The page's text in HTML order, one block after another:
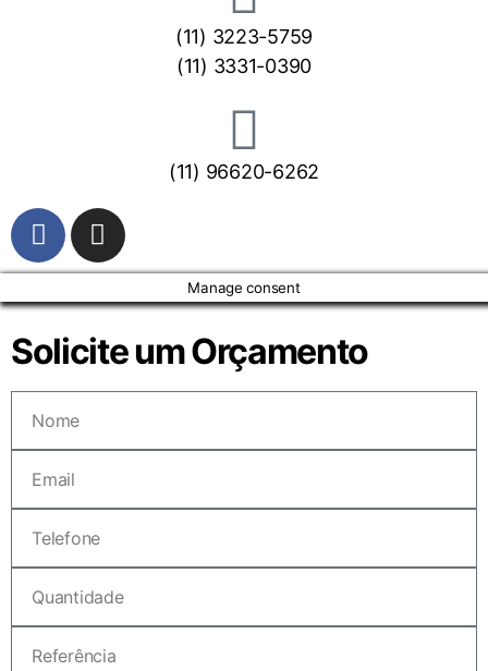
(11) 3223-5759
(11) 3331-0390
(11) 96620-6262
Manage consent
Solicite um Orçamento